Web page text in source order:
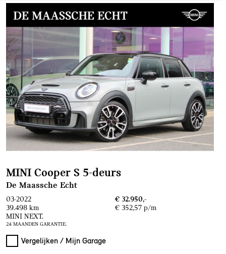
MINI Cooper S 5-deurs
De Maassche Echt
03-2022
€ 32.950,-
39.498 km
€ 352,57 p/m
MINI NEXT.
24 MAANDEN GARANTIE.
Vergelijken / Mijn Garage